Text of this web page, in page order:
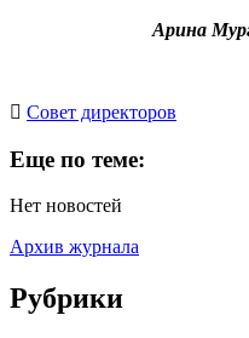
Арина
Cовет директоров
Еще по теме:
Нет новостей
Архив журнала
Рубрики